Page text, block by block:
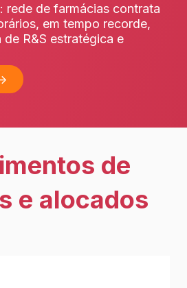
rede de farmácias contrata
em tempo recorde,
R&S estratégica e
de
e alocados